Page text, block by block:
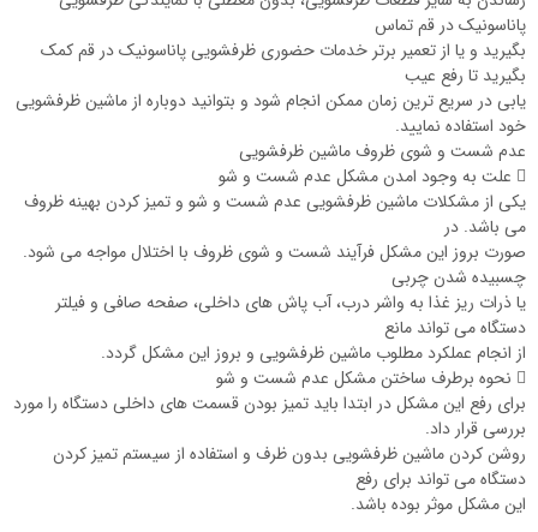
پاناسونیک در قم تماس
بگیرید و یا از تعمیر برتر خدمات حضوری ظرفشویی پاناسونیک در قم کمک
بگیرید تا رفع عیب
یابی در سریع ‌ترین زمان ممکن انجام شود و بتوانید دوباره از ماشین ظرفشویی
خود استفاده نمایید.
عدم شست و شوی ظروف ماشین ظرفشویی
 علت به وجود امدن مشکل عدم شست و شو
یکی از مشکلات ماشین ظرفشویی عدم شست و شو و تمیز کردن بهینه ظروف
می ‌باشد. در
صورت بروز این مشکل فرآیند شست و شوی ظروف با اختلال مواجه می شود.
چسبیده شدن چربی
یا ذرات ریز غذا به واشر درب، آب پاش ‌های داخلی، صفحه صافی و فیلتر
دستگاه می تواند مانع
از انجام عملکرد مطلوب ماشین ظرفشویی و بروز این مشکل گردد.
 نحوه برطرف ساختن مشکل عدم شست و شو
برای رفع این مشکل در ابتدا باید تمیز بودن قسمت های داخلی دستگاه را مورد
بررسی قرار داد.
روشن کردن ماشین ظرفشویی بدون ظرف و استفاده از سیستم تمیز کردن
دستگاه می تواند برای رفع
این مشکل موثر بوده باشد.